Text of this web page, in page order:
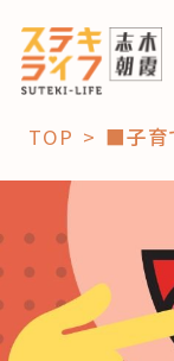
「コト
子
お
ス
TOP ■子育